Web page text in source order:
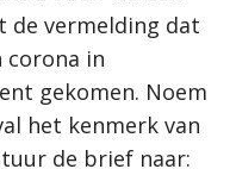
de vermelding dat
corona in
gekomen. Noem
het kenmerk van
de brief naar: